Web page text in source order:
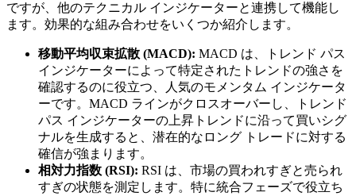
ですが、他のテクニカル インジケーターと連携して機能し
ます。効果的な組み合わせをいくつか紹介します。
移動平均収束拡散 (MACD): MACD は、トレンド パス
インジケーターによって特定されたトレンドの強さを
確認するのに役立つ、人気のモメンタム インジケータ
ーです。MACD ラインがクロスオーバーし、トレンド
パス インジケーターの上昇トレンドに沿って買いシグ
ナルを生成すると、潜在的なロング トレードに対する
確信が強まります。
相対力指数 (RSI): RSI は、市場の買われすぎと売られ
すぎの状態を測定します。特に統合フェーズで役立ち